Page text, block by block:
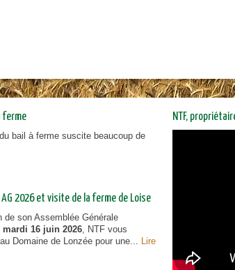
ferme
bail à ferme suscite beaucoup de
2026 et visite de la ferme de Loise
de son Assemblée Générale
mardi 16 juin 2026, NTF vous
Domaine de Lonzée pour une... Lire
NTF,